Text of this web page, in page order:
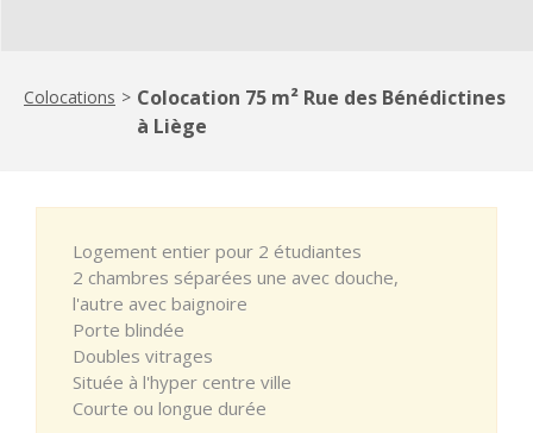
Colocations > Colocation 75 m² Rue des Bénédictines
à Liège
Logement entier pour 2 étudiantes
2 chambres séparées une avec douche,
l'autre avec baignoire
Porte blindée
Doubles vitrages
Située à l'hyper centre ville
Courte ou longue durée